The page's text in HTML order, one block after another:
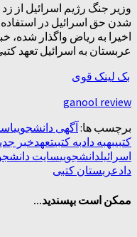
وزیر جنگ رژیم اسرائیل از
شدن حق اسرائیل در
اخیرا به ریاض واگذار شده،
عربستان به اسرائیل تعهد
بک لینک قوی
ganool review
برچسب ها: آگهی دانشجویی
کتبیبهبه دادبه کتبیتعهدخبر
اسرائیلدانشجوییسایت
دادعربستان کتبی
ممکن است بپسندید...